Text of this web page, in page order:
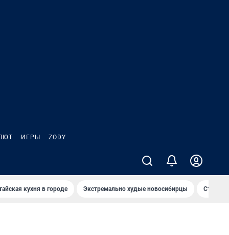
ИГРЫ ZODY
кухня в городе Экстремально худые новосибирцы Старт